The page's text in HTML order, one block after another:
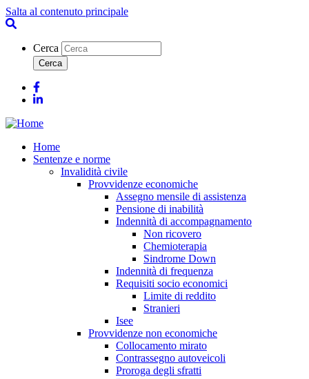
Salta al contenuto principale
Cerca
Facebook
Linkedin
Home
Sentenze e norme
Invalidità civile
Provvidenze economiche
Assegno mensile di assistenza
Pensione di inabilità
Indennità di accompagnamento
Non ricovero
Chemioterapia
Sindrome Down
Indennità di frequenza
Requisiti socio economici
Limite di reddito
Stranieri
Isee
Provvidenze non economiche
Collocamento mirato
Contrassegno autoveicoli
Proroga degli sfratti